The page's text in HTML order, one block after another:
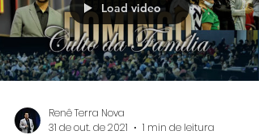
Load video
Renê Terra Nova
31 de out. de 2021
1 min de leitura